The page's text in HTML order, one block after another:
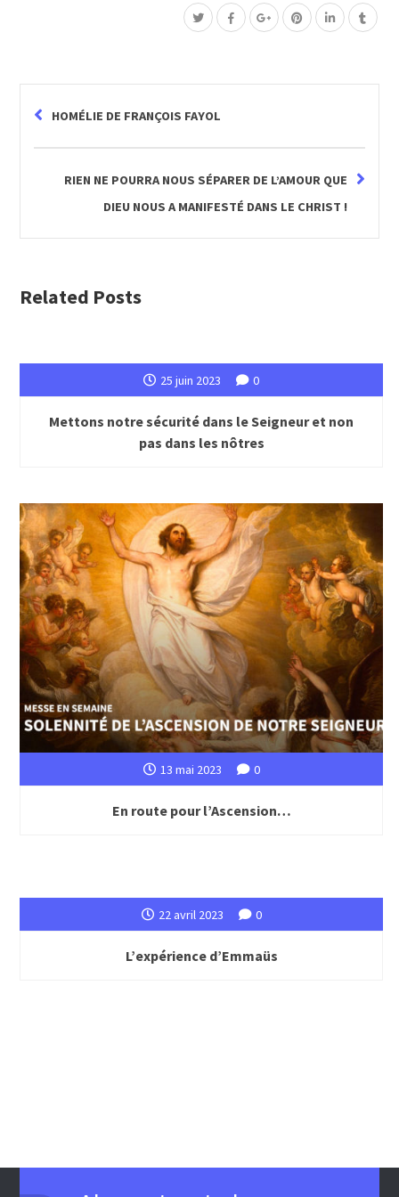
HOMÉLIE DE FRANÇOIS FAYOL
RIEN NE POURRA NOUS SÉPARER DE L’AMOUR QUE
DIEU NOUS A MANIFESTÉ DANS LE CHRIST !
Related Posts
25 juin 2023 0
Mettons notre sécurité dans le Seigneur et non
pas dans les nôtres
13 mai 2023 0
En route pour l’Ascension…
22 avril 2023 0
L’expérience d’Emmaüs